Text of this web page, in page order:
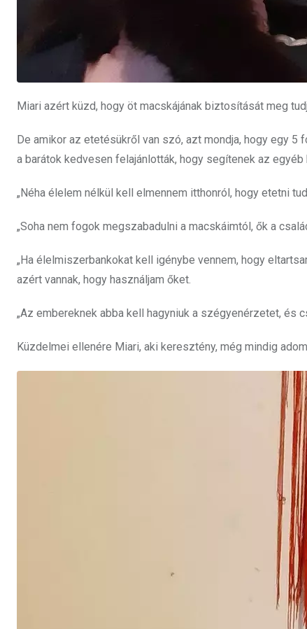
Miari azért küzd, hogy öt macskájának biztosítását meg
De amikor az etetésükről van szó, azt mondja, hogy egy
a barátok kedvesen felajánlották, hogy segítenek az egyéb
„Néha élelem nélkül kell elmennem itthonról, hogy etetni
„Soha nem fogok megszabadulni a macskáimtól, ők a
„Ha élelmiszerbankokat kell igénybe vennem, hogy
azért vannak, hogy használjam őket.
„Az embereknek abba kell hagyniuk a szégyenérzetet, és
Küzdelmei ellenére Miari, aki keresztény, még mindig